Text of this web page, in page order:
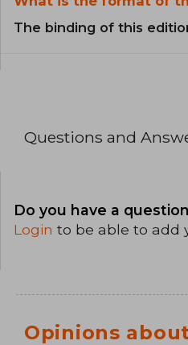
The binding of this
Questions and
Do you have a
Login to be able to add
Opinions